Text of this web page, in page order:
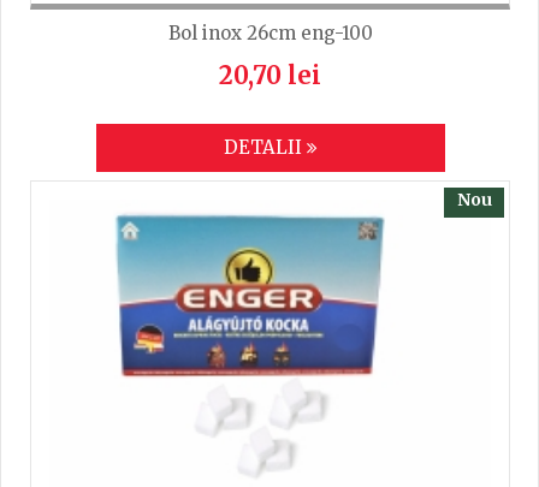
Bol inox 26cm eng-100
20,70 lei
DETALII
Nou